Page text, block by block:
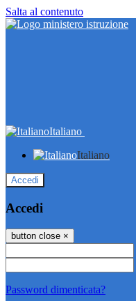
Salta al contenuto
Italiano
Italiano
Accedi
Accedi
button close ×
Password dimenticata?